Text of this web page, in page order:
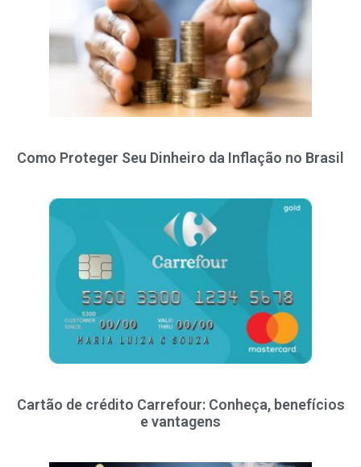
Como Proteger Seu Dinheiro da Inflação no Brasil
Cartão de crédito Carrefour: Conheça, benefícios
e vantagens